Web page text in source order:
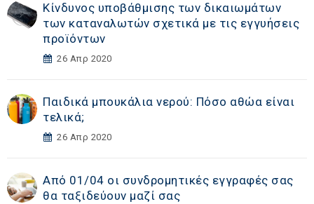
Κίνδυνος υποβάθμισης των δικαιωμάτων
των καταναλωτών σχετικά με τις εγγυήσεις
προϊόντων
26 Απρ 2020
Παιδικά μπουκάλια νερού: Πόσο αθώα είναι
τελικά;
26 Απρ 2020
Από 01/04 οι συνδρομητικές εγγραφές σας
θα ταξιδεύουν μαζί σας